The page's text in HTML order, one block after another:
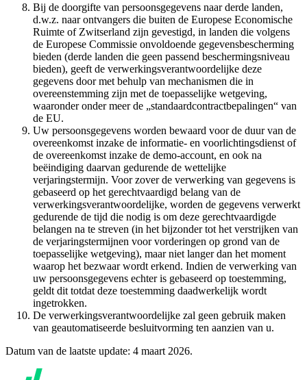
Bij de doorgifte van persoonsgegevens naar derde landen,
d.w.z. naar ontvangers die buiten de Europese Economische
Ruimte of Zwitserland zijn gevestigd, in landen die volgens
de Europese Commissie onvoldoende gegevensbescherming
bieden (derde landen die geen passend beschermingsniveau
bieden), geeft de verwerkingsverantwoordelijke deze
gegevens door met behulp van mechanismen die in
overeenstemming zijn met de toepasselijke wetgeving,
waaronder onder meer de „standaardcontractbepalingen“ van
de EU.
Uw persoonsgegevens worden bewaard voor de duur van de
overeenkomst inzake de informatie- en voorlichtingsdienst of
de overeenkomst inzake de demo-account, en ook na
beëindiging daarvan gedurende de wettelijke
verjaringstermijn. Voor zover de verwerking van gegevens is
gebaseerd op het gerechtvaardigd belang van de
verwerkingsverantwoordelijke, worden de gegevens verwerkt
gedurende de tijd die nodig is om deze gerechtvaardigde
belangen na te streven (in het bijzonder tot het verstrijken van
de verjaringstermijnen voor vorderingen op grond van de
toepasselijke wetgeving), maar niet langer dan het moment
waarop het bezwaar wordt erkend. Indien de verwerking van
uw persoonsgegevens echter is gebaseerd op toestemming,
geldt dit totdat deze toestemming daadwerkelijk wordt
ingetrokken.
De verwerkingsverantwoordelijke zal geen gebruik maken
van geautomatiseerde besluitvorming ten aanzien van u.
Datum van de laatste update: 4 maart 2026.